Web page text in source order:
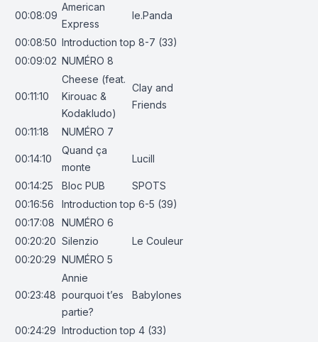
00:08:09
American
Express
le.Panda
00:08:50 Introduction top 8-7 (33)
00:09:02 NUMÉRO 8
00:11:10
Cheese (feat.
Kirouac &
Kodakludo)
Clay and
Friends
00:11:18 NUMÉRO 7
00:14:10
Quand ça
monte
Lucill
00:14:25 Bloc PUB
SPOTS
00:16:56
Introduction top 6-5 (39)
00:17:08
NUMÉRO 6
00:20:20 Silenzio
Le Couleur
00:20:29 NUMÉRO 5
00:23:48
Annie
pourquoi t’es
partie?
Babylones
00:24:29 Introduction top 4 (33)